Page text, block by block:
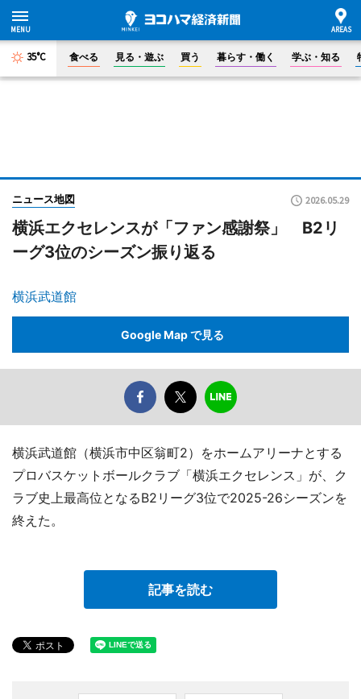
35°C 食べる 見る・遊ぶ 買う 暮らす・働く 学ぶ・知る
ニュース地図 2026.05.29
横浜エクセレンスが「ファン感謝祭」 B2リ
ーグ3位のシーズン振り返る
横浜武道館
Google Map で見る
横浜武道館（横浜市中区翁町2）をホームアリーナとする
プロバスケットボールクラブ「横浜エクセレンス」が、ク
ラブ史上最高位となるB2リーグ3位で2025-26シーズンを
終えた。
記事を読む